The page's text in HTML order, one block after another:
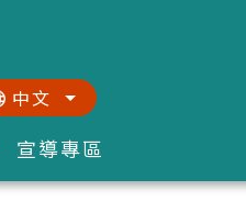
中文
宣導專區